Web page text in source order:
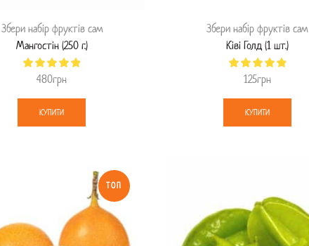
Збери набір фруктів сам
Мангостін (250 г.)
480грн
КУПИТИ
Збери набір фруктів сам
Ківі Голд (1 шт.)
125грн
КУПИТИ
ТОП